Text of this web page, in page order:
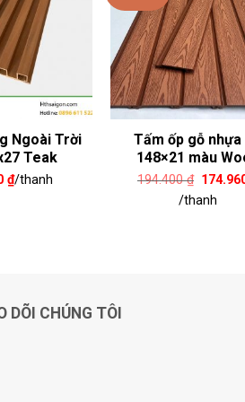
Ngoài Trời
Teak
₫/thanh
Tấm ốp gỗ nhựa
148×21 màu
194.400₫ Giá
gốc
là:
/thanh
DÕI CHÚNG TÔI